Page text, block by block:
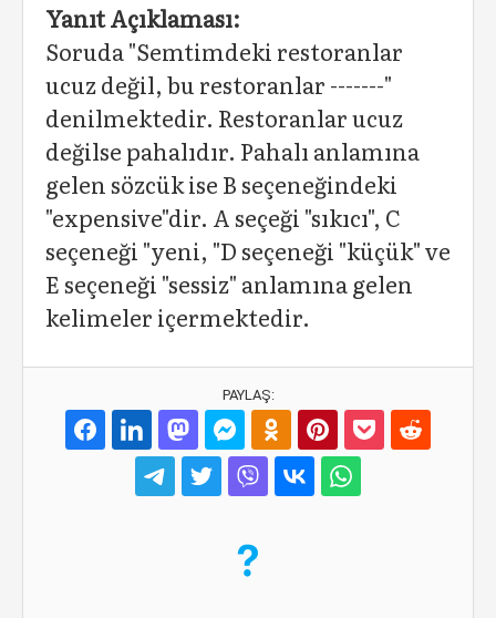
Yanıt Açıklaması:
Soruda "Semtimdeki restoranlar
ucuz değil, bu restoranlar -------"
denilmektedir. Restoranlar ucuz
değilse pahalıdır. Pahalı anlamına
gelen sözcük ise B seçeneğindeki
"expensive"dir. A seçeği "sıkıcı", C
seçeneği "yeni, "D seçeneği "küçük" ve
E seçeneği "sessiz" anlamına gelen
kelimeler içermektedir.
PAYLAŞ: